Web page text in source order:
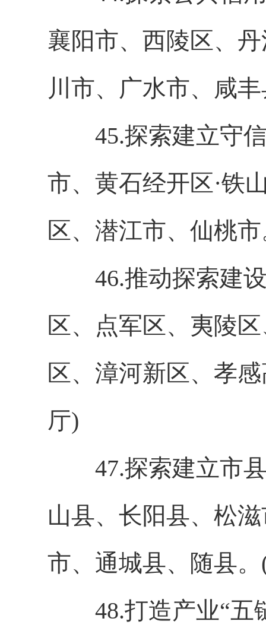
襄阳市、西陵区、
川市、广水市、咸
45.探索建立守信
市、黄石经开区·铁
区、潜江市、仙桃
46.推动探索建设
区、点军区、夷陵
区、漳河新区、孝
厅)
47.探索建立市县
山县、长阳县、松
市、通城县、随县
48.打造产业“五